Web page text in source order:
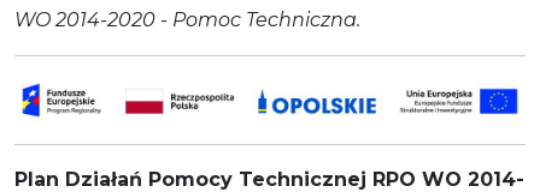
WO 2014-2020 - Pomoc Techniczna.
Plan Działań Pomocy Technicznej RPO WO 2014-